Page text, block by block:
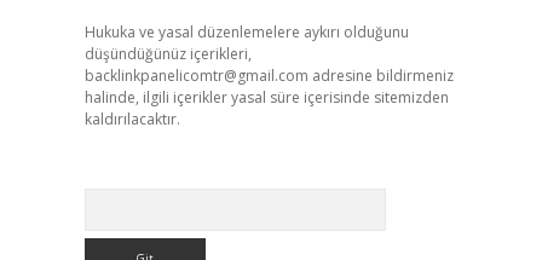
Hukuka ve yasal düzenlemelere aykırı olduğunu
düşündüğünüz içerikleri,
backlinkpanelicomtr@gmail.com adresine bildirmeniz
halinde, ilgili içerikler yasal süre içerisinde sitemizden
kaldırılacaktır.